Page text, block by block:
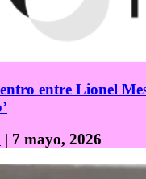
entre Lionel
| 7 mayo, 2026